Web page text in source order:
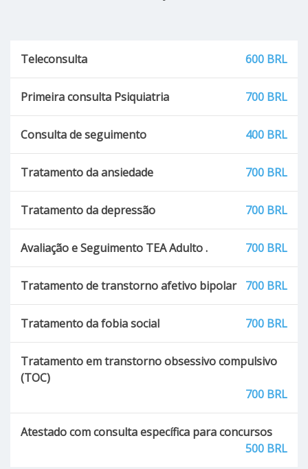
Demência vascular
Dor crônica
Manias e tiques
Transtorno de escoriação/skin picking
Transtorno Alimentar Restritivo Evitativo
Tensão pré-menstrual
Compulsão por compras
Teleconsulta 600 BRL
Primeira consulta Psiquiatria 700 BRL
Consulta de seguimento 400 BRL
Tratamento da ansiedade 700 BRL
Tratamento da depressão 700 BRL
Avaliação e Seguimento TEA Adulto . 700 BRL
Tratamento de transtorno afetivo bipolar 700 BRL
Tratamento da fobia social 700 BRL
Tratamento em transtorno obsessivo compulsivo
(TOC)
700 BRL
Atestado com consulta específica para concursos
500 BRL